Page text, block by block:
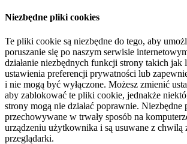
Niezbędne pliki cookies
Te pliki cookie są niezbędne do tego, aby
poruszanie się po naszym serwisie
działanie niezbędnych funkcji strony takich jak
ustawienia preferencji prywatności lub
i nie mogą być wyłączone. Możesz zmienić
aby zablokować te pliki cookie, jednakże
strony mogą nie działać poprawnie. Niezbędne
przechowywane w trwały sposób na
urządzeniu użytkownika i są usuwane z chwilą
przeglądarki.